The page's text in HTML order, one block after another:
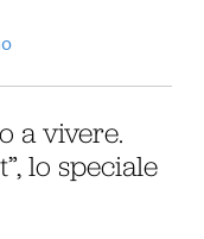
a vivere.
lo speciale